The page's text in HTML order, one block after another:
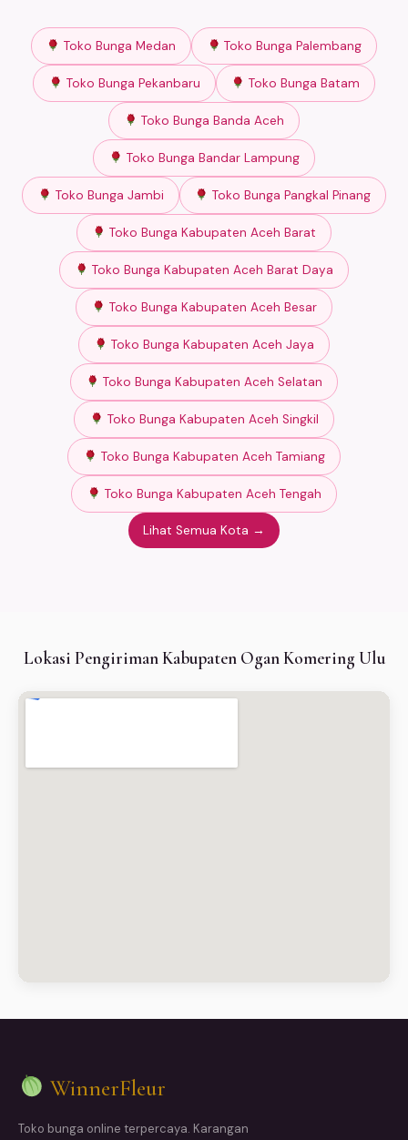
Toko Bunga Medan Toko Bunga Palembang
Toko Bunga Pekanbaru Toko Bunga Batam
Toko Bunga Banda Aceh
Toko Bunga Bandar Lampung
Toko Bunga Jambi Toko Bunga Pangkal Pinang
Toko Bunga Kabupaten Aceh Barat
Toko Bunga Kabupaten Aceh Barat Daya
Toko Bunga Kabupaten Aceh Besar
Toko Bunga Kabupaten Aceh Jaya
Toko Bunga Kabupaten Aceh Selatan
Toko Bunga Kabupaten Aceh Singkil
Toko Bunga Kabupaten Aceh Tamiang
Toko Bunga Kabupaten Aceh Tengah
Lihat Semua Kota →
Lokasi Pengiriman Kabupaten Ogan Komering Ulu
WinnerFleur
Toko bunga online terpercaya. Karangan